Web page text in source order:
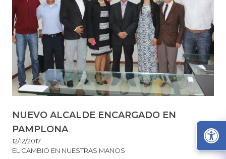
NUEVO ALCALDE ENCARGADO EN
PAMPLONA
12/12/2017
EL CAMBIO EN NUESTRAS MANOS